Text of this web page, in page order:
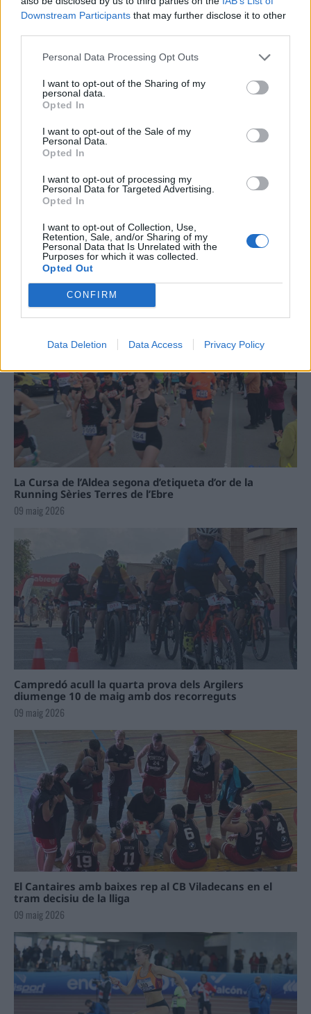
Downstream Participants that may further disclose it to other
Personal Data Processing Opt Outs
I want to opt-out of the Sharing of my
personal data.
Opted In
I want to opt-out of the Sale of my
Personal Data.
Opted In
I want to opt-out of processing my
Personal Data for Targeted Advertising.
Opted In
I want to opt-out of Collection, Use,
Retention, Sale, and/or Sharing of my
Personal Data that Is Unrelated with the
Purposes for which it was collected.
Opted Out
CONFIRM
Data Deletion Data Access Privacy Policy
per a gaudir de les Festes Majors
Blaumut lidera el cartell musical de les
Festes
30 de juliol de 2026
Carrega més
La Cursa de l’Aldea segona d’etiqueta d’or de la
Running Sèries Terres de l’Ebre
09 maig 2026
Campredó acull la quarta prova dels Argilers
diumenge 10 de maig amb dos recorreguts
09 maig 2026
El Cantaires amb baixes rep al CB Viladecans en el
tram decisiu de la lliga
09 maig 2026